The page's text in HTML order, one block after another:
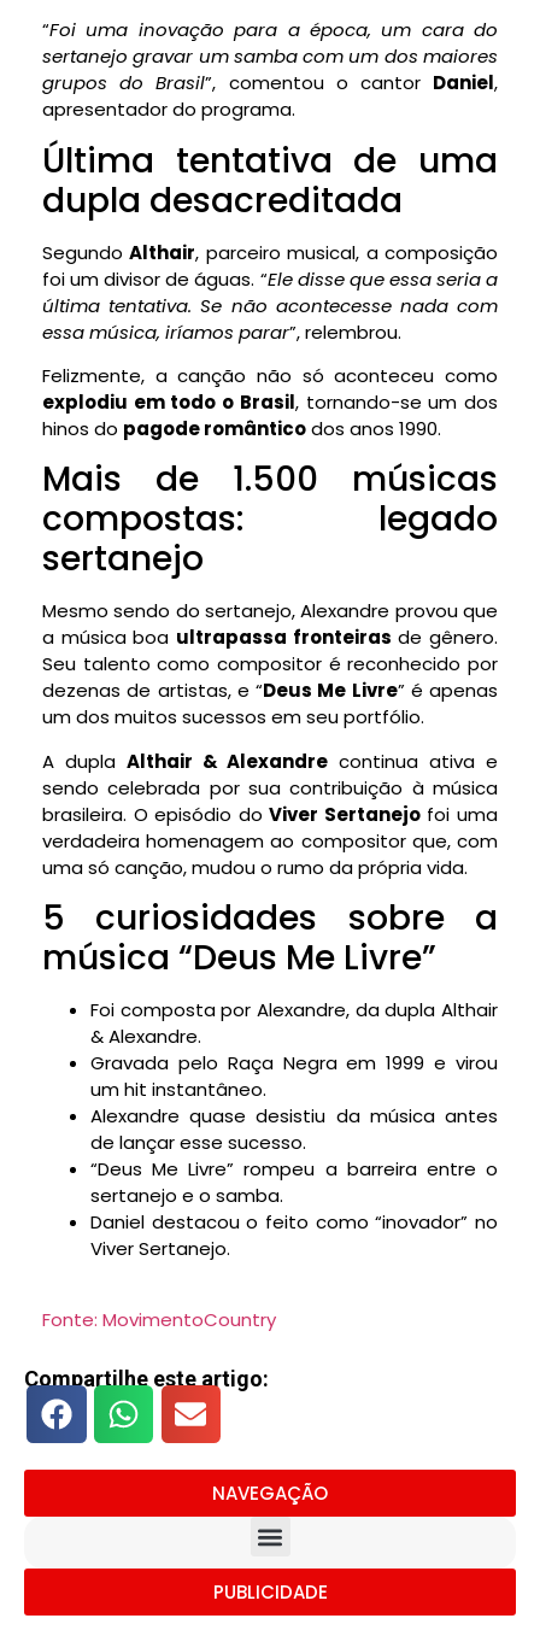
“Foi uma inovação para a época, um cara do
sertanejo gravar um samba com um dos maiores
grupos do Brasil”, comentou o cantor Daniel,
apresentador do programa.
Última tentativa de uma
dupla desacreditada
SegundoAlthair, parceiro musical, a composição
foi um divisor de águas. “Ele disse que essa seria a
última tentativa. Se não acontecesse nada com
essa música, iríamos parar”, relembrou.
Felizmente, a canção não só aconteceu como
explodiu em todo o Brasil, tornando-se um dos
hinos do pagode românticodos anos 1990.
Mais de 1.500 músicas
compostas: legado
sertanejo
Mesmo sendo do sertanejo, Alexandre provou que
a música boa ultrapassa fronteiras de gênero.
Seu talento como compositor é reconhecido por
dezenas de artistas, e “Deus Me Livre” é apenas
um dos muitos sucessos em seu portfólio.
A dupla Althair & Alexandre continua ativa e
sendo celebrada por sua contribuição à música
brasileira. O episódio doViver Sertanejofoi uma
verdadeira homenagem ao compositor que, com
uma só canção, mudou o rumo da própria vida.
5 curiosidades sobre a
música “Deus Me Livre”
Foi composta por Alexandre, da dupla Althair
& Alexandre.
Gravada pelo Raça Negra em 1999 e virou
um hit instantâneo.
Alexandre quase desistiu da música antes
de lançar esse sucesso.
“Deus Me Livre” rompeu a barreira entre o
sertanejo e o samba.
Daniel destacou o feito como “inovador” no
Viver Sertanejo.
Fonte: MovimentoCountry
Compartilhe este artigo:
NAVEGAÇÃO
PUBLICIDADE